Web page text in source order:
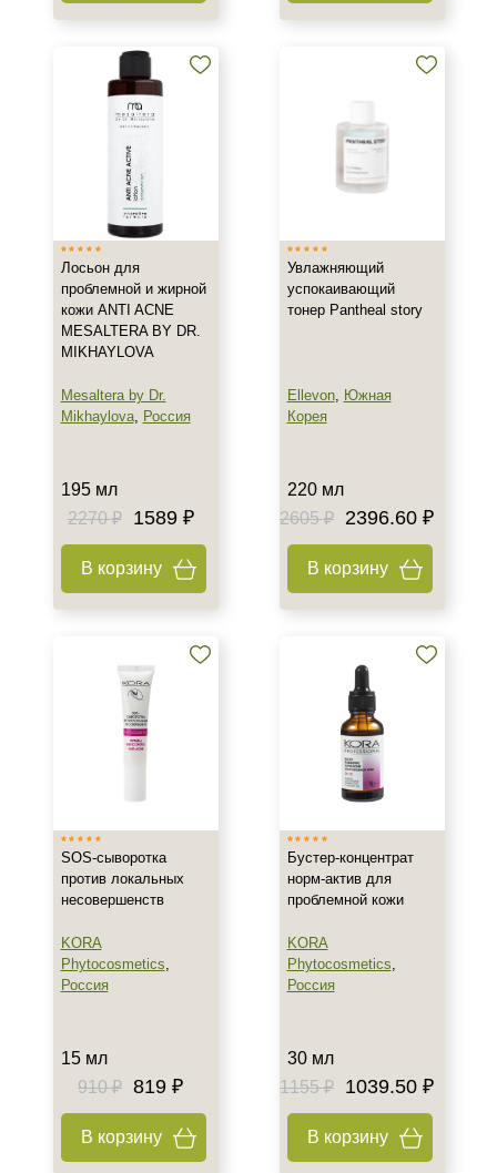
Лосьон для
проблемной и жирной
кожи ANTI ACNE
MESALTERA BY DR.
MIKHAYLOVA
Mesaltera by Dr.
Mikhaylova, Россия
195 мл
2270 ₽
1589 ₽
В корзину
Увлажняющий
успокаивающий
тонер Pantheal story
Ellevon, Южная
Корея
220 мл
2605 ₽
2396.60 ₽
В корзину
SOS-сыворотка
против локальных
несовершенств
KORA
Phytocosmetics,
Россия
15 мл
910 ₽ 819 ₽
В корзину
Бустер-концентрат
норм-актив для
проблемной кожи
KORA
Phytocosmetics,
Россия
30 мл
1155 ₽
1039.50 ₽
В корзину
+7 (929) 933-09-89